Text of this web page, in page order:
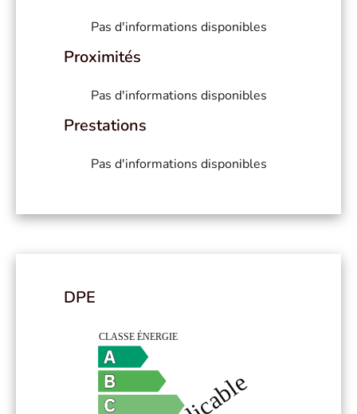
Pas d'informations disponibles
Proximités
Pas d'informations disponibles
Prestations
Pas d'informations disponibles
DPE